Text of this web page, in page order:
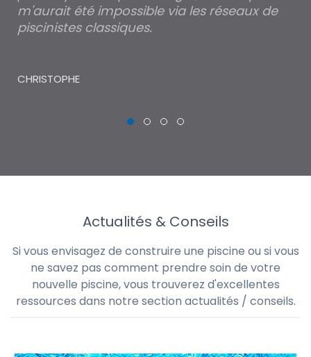
m'aurait été impossible via les réseaux de
piscinistes classiques.
CHRISTOPHE
Actualités & Conseils
Si vous envisagez de construire une piscine ou si vous
ne savez pas comment prendre soin de votre
nouvelle piscine, vous trouverez d'excellentes
ressources dans notre section actualités / conseils.